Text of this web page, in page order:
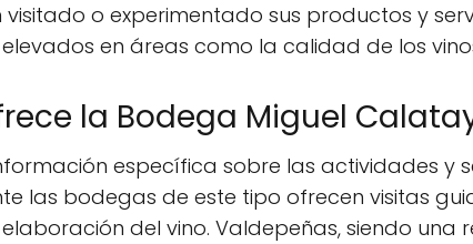
visitado o experimentado sus productos y
en áreas como la calidad de los
la Bodega Miguel
específica sobre las actividades y
las bodegas de este tipo ofrecen visitas
del vino. Valdepeñas, siendo